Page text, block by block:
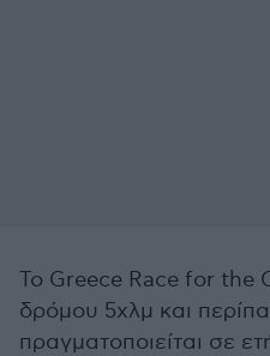
Το Greece Race for the
δρόμου 5χλμ και
πραγματοποιείται σε